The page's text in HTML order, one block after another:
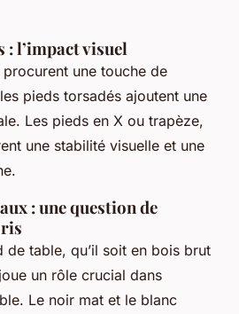
: l’impact visuel
une touche de
pieds torsadés ajoutent une
Les pieds en X ou trapèze,
une stabilité visuelle et une
: une question de
de table, qu’il soit en bois brut
un rôle crucial dans
Le noir mat et le blanc